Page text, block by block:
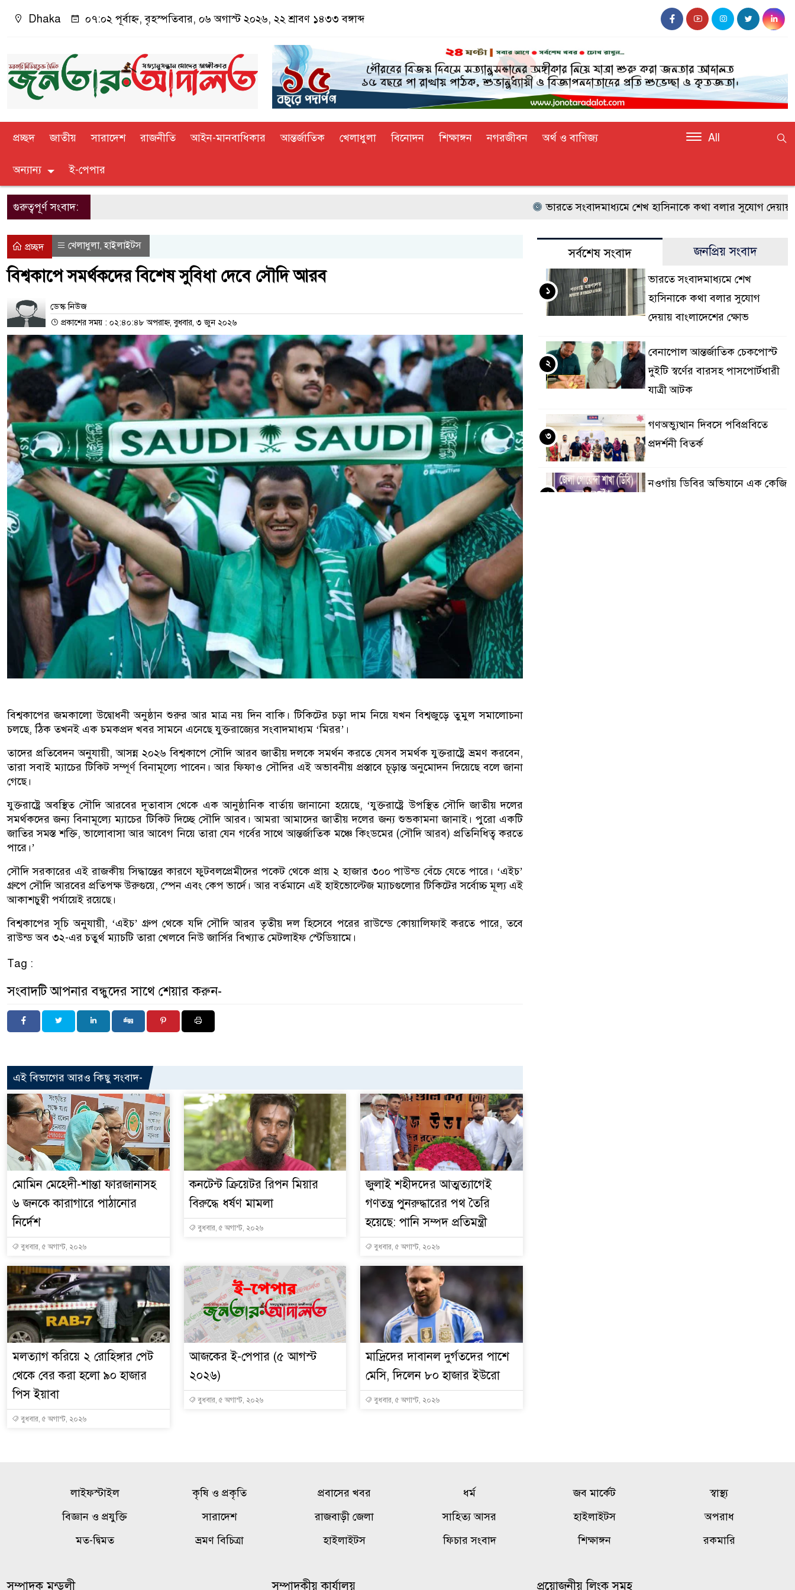
Dhaka ০৭:০২ পূর্বাহ্ন, বৃহস্পতিবার, ০৬ অগাস্ট ২০২৬, ২২ শ্রাবণ ১৪৩৩ বঙ্গাব্দ
প্রচ্ছদ জাতীয় সারাদেশ রাজনীতি আইন-মানবাধিকার আন্তর্জাতিক খেলাধুলা বিনোদন শিক্ষাঙ্গন নগরজীবন অর্থ ও বাণিজ্য
অন্যান্য ই-পেপার
All
গুরুত্বপূর্ণ সংবাদ: ভারতে সংবাদমাধ্যমে শেখ হাসিনাকে কথা বলার সুযোগ দেয়ায়
প্রচ্ছদ খেলাধুলা,হাইলাইটস
বিশ্বকাপে সমর্থকদের বিশেষ সুবিধা দেবে সৌদি আরব
ডেস্ক নিউজ
প্রকাশের সময় : ০২:৪০:৪৮ অপরাহ্ন, বুধবার, ৩ জুন ২০২৬
বিশ্বকাপের জমকালো উদ্বোধনী অনুষ্ঠান শুরুর আর মাত্র নয় দিন বাকি। টিকিটের চড়া দাম নিয়ে যখন বিশ্বজুড়ে তুমুল সমালোচনা
চলছে, ঠিক তখনই এক চমকপ্রদ খবর সামনে এনেছে যুক্তরাজ্যের সংবাদমাধ্যম ‘মিরর’।
তাদের প্রতিবেদন অনুযায়ী, আসন্ন ২০২৬ বিশ্বকাপে সৌদি আরব জাতীয় দলকে সমর্থন করতে যেসব সমর্থক যুক্তরাষ্ট্রে ভ্রমণ করবেন,
তারা সবাই ম্যাচের টিকিট সম্পূর্ণ বিনামূল্যে পাবেন। আর ফিফাও সৌদির এই অভাবনীয় প্রস্তাবে চূড়ান্ত অনুমোদন দিয়েছে বলে জানা
গেছে।
যুক্তরাষ্ট্রে অবস্থিত সৌদি আরবের দূতাবাস থেকে এক আনুষ্ঠানিক বার্তায় জানানো হয়েছে, ‘যুক্তরাষ্ট্রে উপস্থিত সৌদি জাতীয় দলের
সমর্থকদের জন্য বিনামূল্যে ম্যাচের টিকিট দিচ্ছে সৌদি আরব। আমরা আমাদের জাতীয় দলের জন্য শুভকামনা জানাই। পুরো একটি
জাতির সমস্ত শক্তি, ভালোবাসা আর আবেগ নিয়ে তারা যেন গর্বের সাথে আন্তর্জাতিক মঞ্চে কিংডমের (সৌদি আরব) প্রতিনিধিত্ব করতে
পারে।’
সৌদি সরকারের এই রাজকীয় সিদ্ধান্তের কারণে ফুটবলপ্রেমীদের পকেট থেকে প্রায় ২ হাজার ৩০০ পাউন্ড বেঁচে যেতে পারে। ‘এইচ’
গ্রুপে সৌদি আরবের প্রতিপক্ষ উরুগুয়ে, স্পেন এবং কেপ ভার্দে। আর বর্তমানে এই হাইভোল্টেজ ম্যাচগুলোর টিকিটের সর্বোচ্চ মূল্য এই
আকাশচুম্বী পর্যায়েই রয়েছে।
বিশ্বকাপের সূচি অনুযায়ী, ‘এইচ’ গ্রুপ থেকে যদি সৌদি আরব তৃতীয় দল হিসেবে পরের রাউন্ডে কোয়ালিফাই করতে পারে, তবে
রাউন্ড অব ৩২-এর চতুর্থ ম্যাচটি তারা খেলবে নিউ জার্সির বিখ্যাত মেটলাইফ স্টেডিয়ামে।
Tag :
সংবাদটি আপনার বন্ধুদের সাথে শেয়ার করুন-
এই বিভাগের আরও কিছু সংবাদ-
মোমিন মেহেদী-শান্তা ফারজানাসহ
৬ জনকে কারাগারে পাঠানোর
নির্দেশ
বুধবার, ৫ অগাস্ট, ২০২৬
কনটেন্ট ক্রিয়েটর রিপন মিয়ার
বিরুদ্ধে ধর্ষণ মামলা
বুধবার, ৫ অগাস্ট, ২০২৬
জুলাই শহীদদের আত্মত্যাগেই
গণতন্ত্র পুনরুদ্ধারের পথ তৈরি
হয়েছে: পানি সম্পদ প্রতিমন্ত্রী
বুধবার, ৫ অগাস্ট, ২০২৬
মলত্যাগ করিয়ে ২ রোহিঙ্গার পেট
থেকে বের করা হলো ৯০ হাজার
পিস ইয়াবা
বুধবার, ৫ অগাস্ট, ২০২৬
আজকের ই-পেপার (৫ আগস্ট
২০২৬)
বুধবার, ৫ অগাস্ট, ২০২৬
মাদ্রিদের দাবানল দুর্গতদের পাশে
মেসি, দিলেন ৮০ হাজার ইউরো
বুধবার, ৫ অগাস্ট, ২০২৬
সর্বশেষ সংবাদ জনপ্রিয় সংবাদ
ভারতে সংবাদমাধ্যমে শেখ
হাসিনাকে কথা বলার সুযোগ
দেয়ায় বাংলাদেশের ক্ষোভ
১
বেনাপোল আন্তর্জাতিক চেকপোস্ট
দুইটি স্বর্ণের বারসহ পাসপোর্টধারী
যাত্রী আটক
২
গণঅভ্যুত্থান দিবসে পবিপ্রবিতে
প্রদর্শনী বিতর্ক
৩
নওগাঁয় ডিবির অভিযানে এক কেজি
৪
লাইফস্টাইল কৃষি ও প্রকৃতি প্রবাসের খবর ধর্ম জব মার্কেট
স্বাস্থ্য
বিজ্ঞান ও প্রযুক্তি
সারাদেশ রাজবাড়ী জেলা সাহিত্য আসর হাইলাইটস
অপরাধ
মত-দ্বিমত
ভ্রমণ বিচিত্রা হাইলাইটস ফিচার সংবাদ শিক্ষাঙ্গন রকমারি
সম্পাদক মন্ডলী সম্পাদকীয় কার্যালয় প্রয়োজনীয় লিংক সমূহ